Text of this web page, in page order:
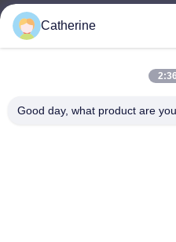
Catherine
Good day, what product are